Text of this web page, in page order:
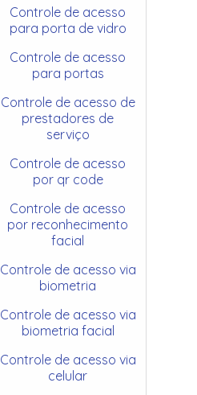
Controle de acesso
para porta de vidro
Controle de acesso
para portas
Controle de acesso de
prestadores de
serviço
Controle de acesso
por qr code
Controle de acesso
por reconhecimento
facial
Controle de acesso via
biometria
Controle de acesso via
biometria facial
Controle de acesso via
celular